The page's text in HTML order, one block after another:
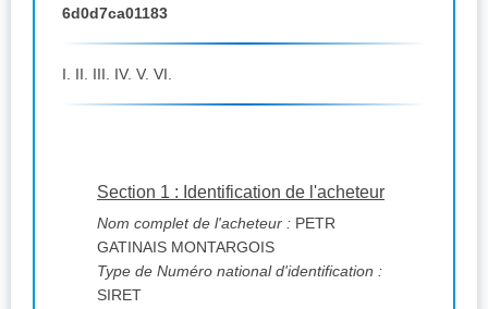
6d0d7ca01183
I. II. III. IV. V. VI.
Section 1 : Identification de l'acheteur
Nom complet de l'acheteur : PETR
GATINAIS MONTARGOIS
Type de Numéro national d'identification :
SIRET